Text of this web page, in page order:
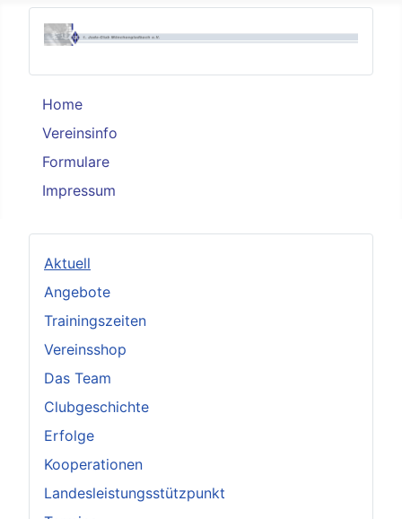
Home
Vereinsinfo
Formulare
Impressum
Aktuell
Angebote
Trainingszeiten
Vereinsshop
Das Team
Clubgeschichte
Erfolge
Kooperationen
Landesleistungsstützpunkt